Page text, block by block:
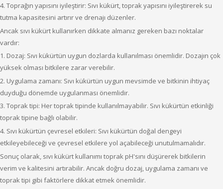
4. Toprağın yapısını iyileştirir: Sıvı kükürt, toprak yapısını iyileştirerek su
tutma kapasitesini artırır ve drenajı düzenler.
Ancak sıvı kükürt kullanırken dikkate almanız gereken bazı noktalar
vardır:
1. Dozaj: Sıvı kükürtün uygun dozlarda kullanılması önemlidir. Dozajın çok
yüksek olması bitkilere zarar verebilir.
2. Uygulama zamanı: Sıvı kükürtün uygun mevsimde ve bitkinin ihtiyaç
duyduğu dönemde uygulanması önemlidir.
3. Toprak tipi: Her toprak tipinde kullanılmayabilir. Sıvı kükürtün etkinliği
toprak tipine bağlı olabilir.
4. Sıvı kükürtün çevresel etkileri: Sıvı kükürtün doğal dengeyi
etkileyebileceği ve çevresel etkilere yol açabileceği unutulmamalıdır.
Sonuç olarak, sıvı kükürt kullanımı toprak pH'sını düşürerek bitkilerin
verim ve kalitesini artırabilir. Ancak doğru dozaj, uygulama zamanı ve
toprak tipi gibi faktörlere dikkat etmek önemlidir.